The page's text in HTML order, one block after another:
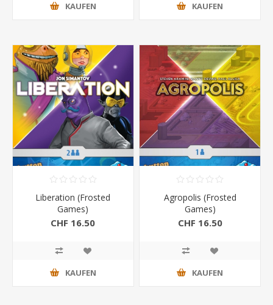
KAUFEN KAUFEN
Liberation (Frosted
Games)
CHF 16.50
KAUFEN
Agropolis (Frosted
Games)
CHF 16.50
KAUFEN